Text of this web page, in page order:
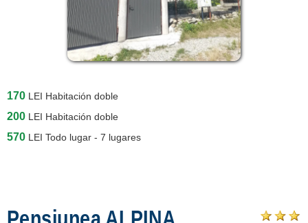
170 LEI Habitación doble
200 LEI Habitación doble
570 LEI Todo lugar - 7 lugares